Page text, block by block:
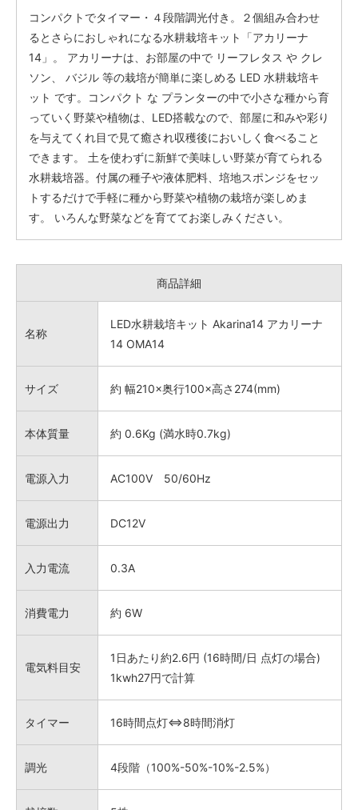
コンパクトでタイマー・４段階調光付き。２個組み合わせ
るとさらにおしゃれになる水耕栽培キット「アカリーナ
14」。 アカリーナは、お部屋の中で リーフレタス や クレ
ソン、 バジル 等の栽培が簡単に楽しめる LED 水耕栽培キ
ット です。コンパクト な プランターの中で小さな種から育
っていく野菜や植物は、LED搭載なので、部屋に和みや彩り
を与えてくれ目で見て癒され収穫後においしく食べること
できます。 土を使わずに新鮮で美味しい野菜が育てられる
水耕栽培器。付属の種子や液体肥料、培地スポンジをセッ
トするだけで手軽に種から野菜や植物の栽培が楽しめま
す。 いろんな野菜などを育ててお楽しみください。
商品詳細
名称
LED水耕栽培キット Akarina14 アカリーナ
14 OMA14
サイズ 約 幅210×奥行100×高さ274(mm)
本体質量 約 0.6Kg (満水時0.7kg)
電源入力 AC100V 50/60Hz
電源出力 DC12V
入力電流 0.3A
消費電力 約 6W
電気料目安
1日あたり約2.6円 (16時間/日 点灯の場合)
1kwh27円で計算
タイマー 16時間点灯⇔8時間消灯
調光 4段階（100%-50%-10%-2.5%）